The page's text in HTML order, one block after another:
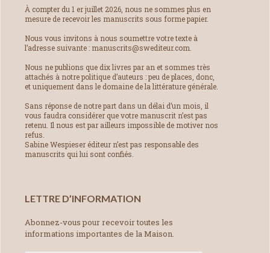
À compter du 1 er juillet 2026, nous ne sommes plus en
mesure de recevoir les manuscrits sous forme papier.
Nous vous invitons à nous soumettre votre texte à
l’adresse suivante : manuscrits@swediteur.com.
Nous ne publions que dix livres par an et sommes très
attachés à notre politique d’auteurs : peu de places, donc,
et uniquement dans le domaine de la littérature générale.
Sans réponse de notre part dans un délai d’un mois, il
vous faudra considérer que votre manuscrit n’est pas
retenu. Il nous est par ailleurs impossible de motiver nos
refus.
Sabine Wespieser éditeur n’est pas responsable des
manuscrits qui lui sont confiés.
LETTRE D’INFORMATION
Abonnez-vous pour recevoir toutes les
informations importantes de la Maison.